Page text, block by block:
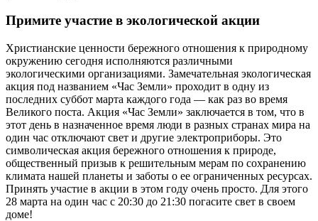
Примите участие в экологической акции
Христианские ценности бережного отношения к природному
окружению сегодня исполняются различными
экологическими организациями. Замечательная экологическая
акция под названием «Час Земли» проходит в одну из
последних суббот марта каждого года — как раз во время
Великого поста. Акция «Час Земли» заключается в том, что в
этот день в назначенное время люди в разных странах мира на
один час отключают свет и другие электроприборы. Это
символическая акция бережного отношения к природе,
общественный призыв к решительным мерам по сохранению
климата нашей планеты и заботы о ее ограниченных ресурсах.
Принять участие в акции в этом году очень просто. Для этого
28 марта на один час с 20:30 до 21:30 погасите свет в своем
доме!